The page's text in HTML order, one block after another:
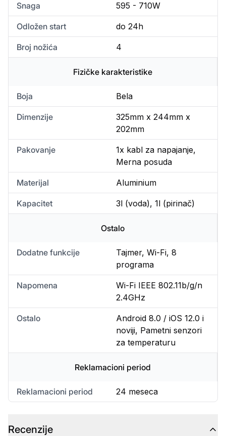
Snaga 595 - 710W
Odložen start do 24h
Broj nožića 4
Fizičke karakteristike
Boja Bela
Dimenzije
325mm x 244mm x
202mm
Pakovanje
1x kabl za napajanje,
Merna posuda
Materijal Aluminium
Kapacitet 3l (voda), 1l (pirinač)
Ostalo
Dodatne funkcije
Tajmer, Wi-Fi, 8
programa
Napomena
Wi-Fi IEEE 802.11b/g/n
2.4GHz
Ostalo
Android 8.0 / iOS 12.0 i
noviji, Pametni senzori
za temperaturu
Reklamacioni period
Reklamacioni period 24 meseca
Recenzije